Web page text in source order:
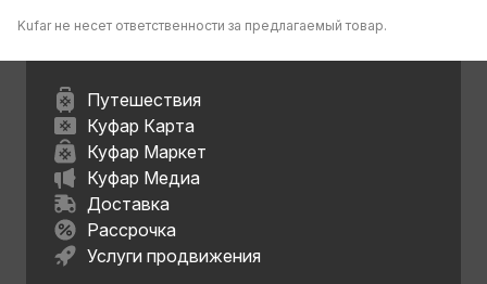
Kufar не несет ответственности за предлагаемый товар.
Путешествия
Куфар Карта
Куфар Маркет
Куфар Медиа
Доставка
Рассрочка
Услуги продвижения